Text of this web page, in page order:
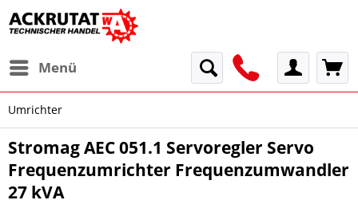
Menü
Umrichter
Stromag AEC 051.1 Servoregler Servo
Frequenzumrichter Frequenzumwandler
27 kVA